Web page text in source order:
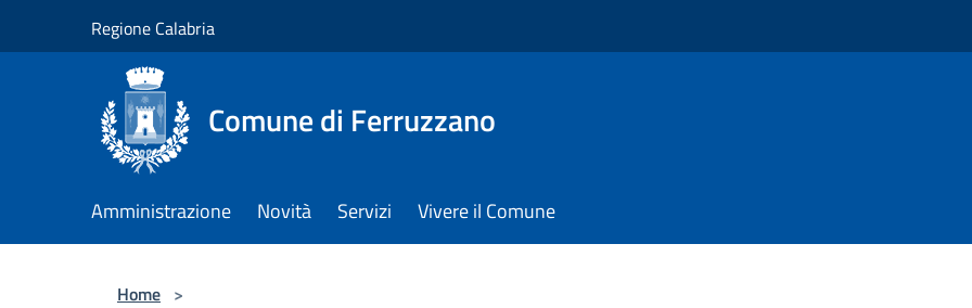
Regione Calabria
Comune di Ferruzzano
Amministrazione Novità Servizi Vivere il Comune
Home >